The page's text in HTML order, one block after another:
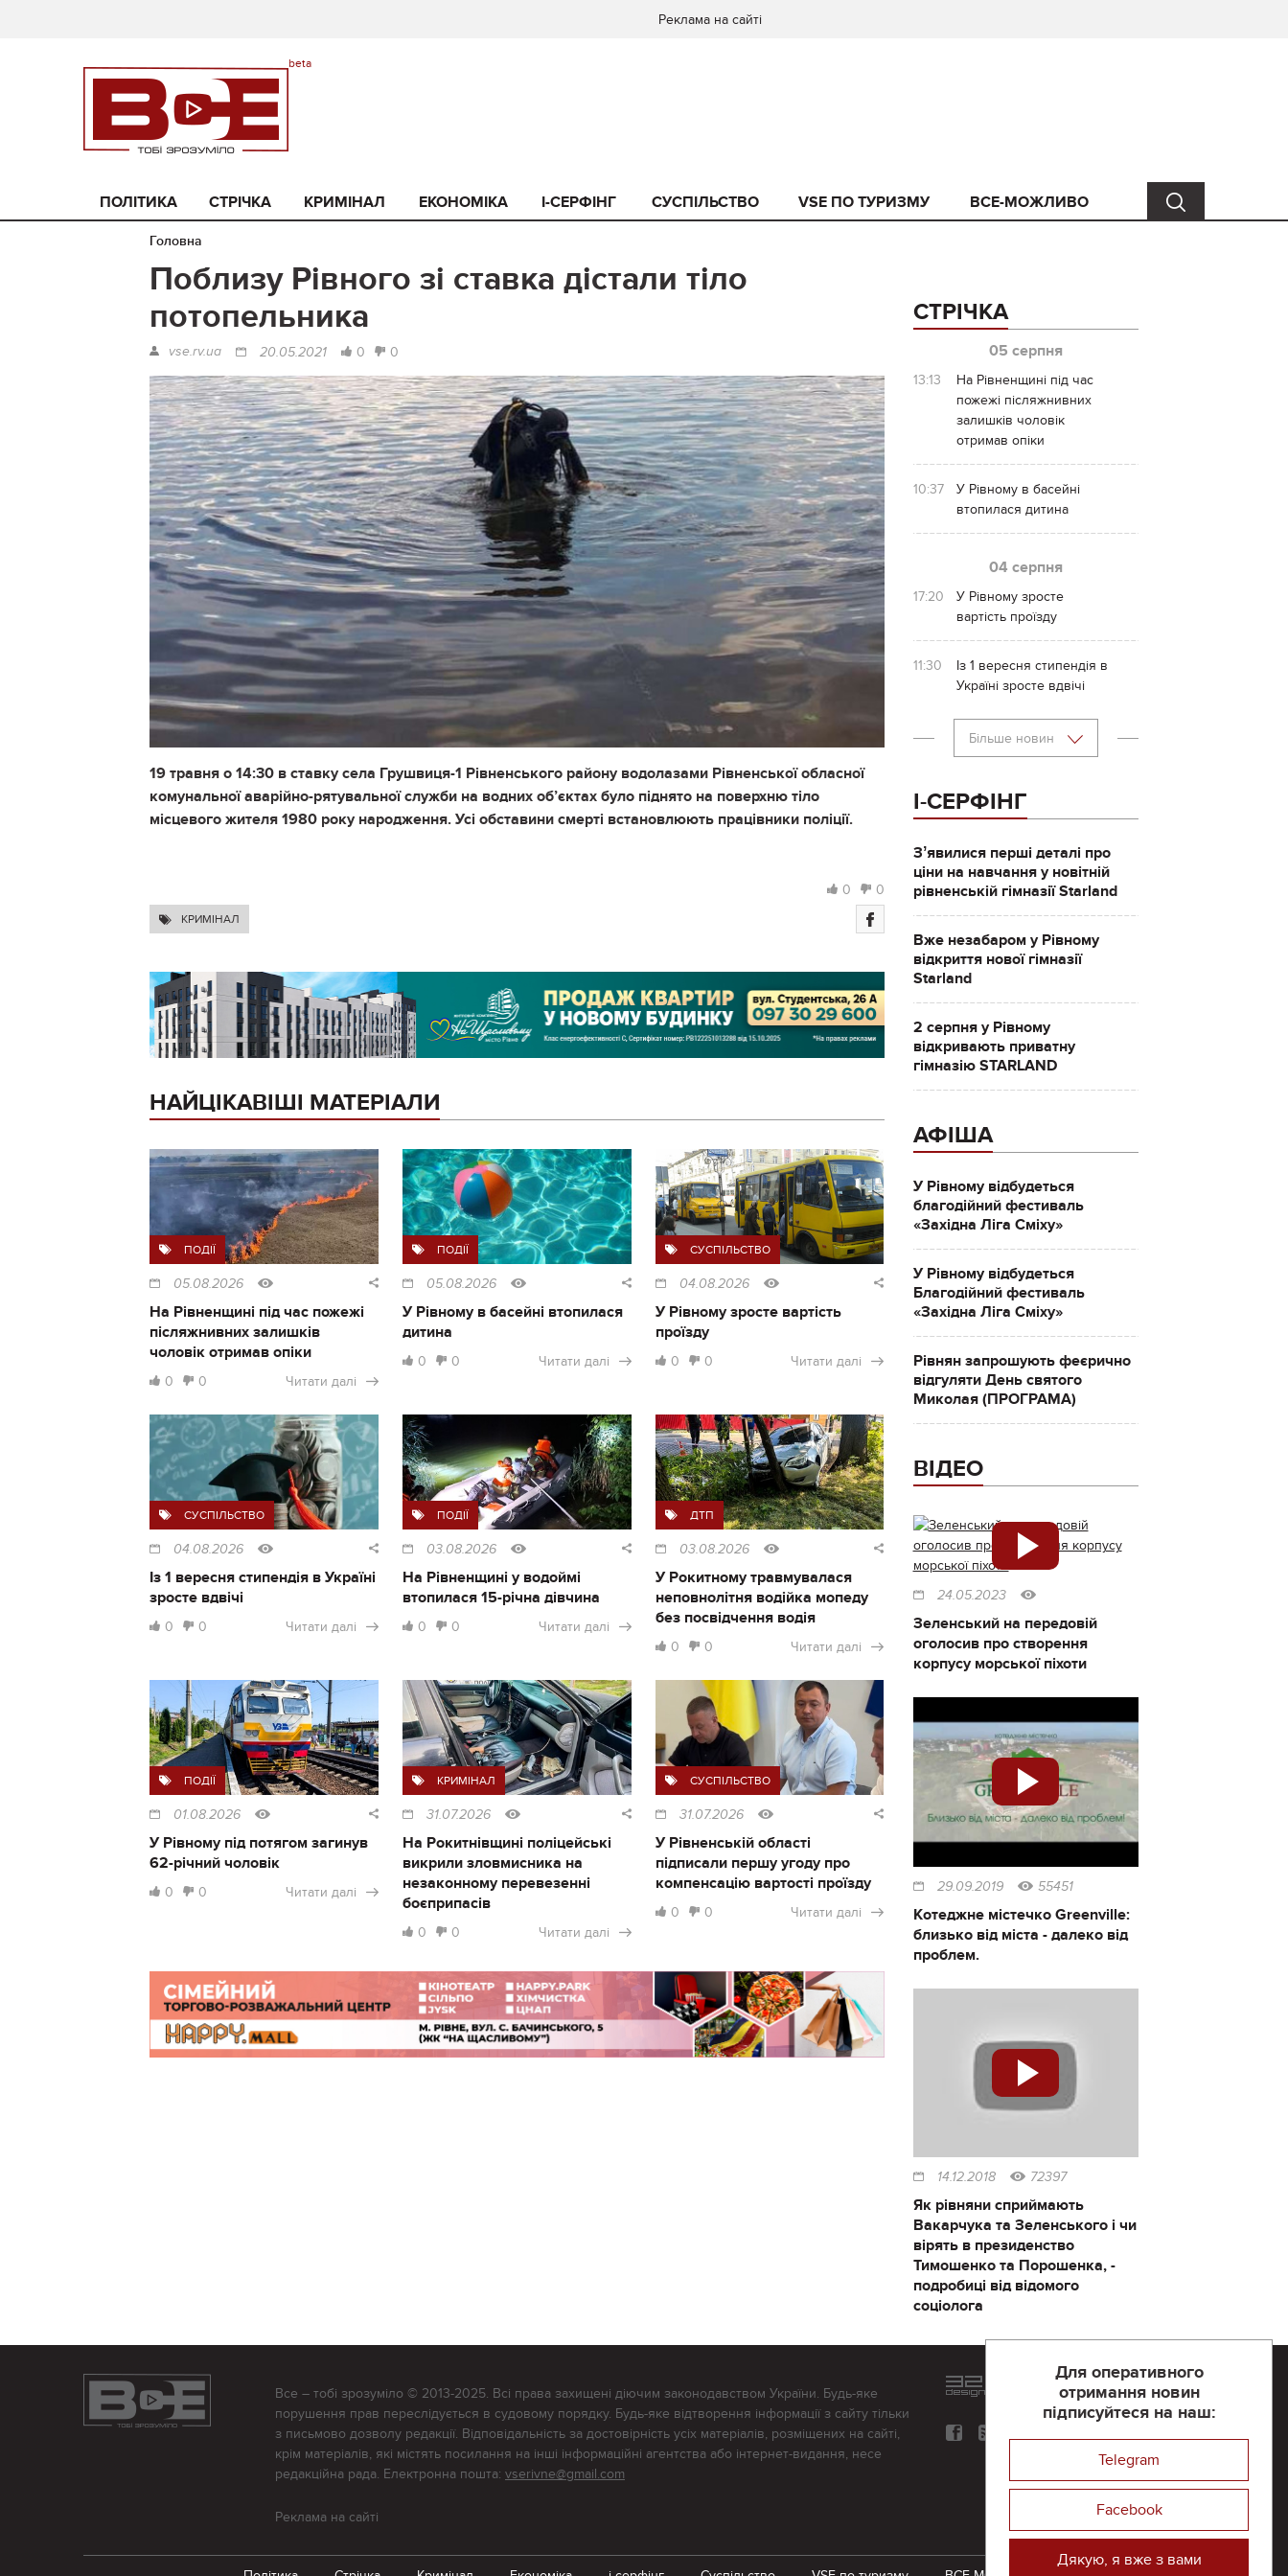
Реклама на сайті
ПОЛІТИКА СТРІЧКА КРИМІНАЛ ЕКОНОМІКА I-СЕРФІНГ СУСПІЛЬСТВО VSE ПО ТУРИЗМУ ВСЕ-МОЖЛИВО
Головна
Поблизу Рівного зі ставка дістали тіло
потопельника
vse.rv.ua 20.05.2021 0 0
19 травня о 14:30 в ставку села Грушвиця-1 Рівненського району водолазами Рівненської обласної
комунальної аварійно-рятувальної служби на водних об’єктах було піднято на поверхню тіло
місцевого жителя 1980 року народження. Усі обставини смерті встановлюють працівники поліції.
0 0
КРИМІНАЛ
НАЙЦІКАВІШІ МАТЕРІАЛИ
ПОДІЇ
05.08.2026
На Рівненщині під час пожежі
післяжнивних залишків
чоловік отримав опіки
0 0 Читати далі
ПОДІЇ
05.08.2026
У Рівному в басейні втопилася
дитина
0 0 Читати далі
СУСПІЛЬСТВО
04.08.2026
У Рівному зросте вартість
проїзду
0 0 Читати далі
СУСПІЛЬСТВО
04.08.2026
Із 1 вересня стипендія в Україні
зросте вдвічі
0 0 Читати далі
ПОДІЇ
03.08.2026
На Рівненщині у водоймі
втопилася 15-річна дівчина
0 0 Читати далі
ДТП
03.08.2026
У Рокитному травмувалася
неповнолітня водійка мопеду
без посвідчення водія
0 0 Читати далі
ПОДІЇ
01.08.2026
У Рівному під потягом загинув
62-річний чоловік
0 0 Читати далі
КРИМІНАЛ
31.07.2026
На Рокитнівщині поліцейські
викрили зловмисника на
незаконному перевезенні
боєприпасів
0 0 Читати далі
СУСПІЛЬСТВО
31.07.2026
У Рівненській області
підписали першу угоду про
компенсацію вартості проїзду
0 0 Читати далі
СТРІЧКА
05 серпня
13:13
На Рівненщині під час
пожежі післяжнивних
залишків чоловік
отримав опіки
10:37
У Рівному в басейні
втопилася дитина
04 серпня
17:20
У Рівному зросте
вартість проїзду
11:30
Із 1 вересня стипендія в
Україні зросте вдвічі
Більше новин
І-СЕРФІНГ
Зʼявилися перші деталі про
ціни на навчання у новітній
рівненській гімназії Starland
Вже незабаром у Рівному
відкриття нової гімназії
Starland
2 серпня у Рівному
відкривають приватну
гімназію STARLAND
АФІША
У Рівному відбудеться
благодійний фестиваль
«Західна Ліга Сміху»
У Рівному відбудеться
Благодійний фестиваль
«Західна Ліга Сміху»
Рівнян запрошують феєрично
відгуляти День святого
Миколая (ПРОГРАМА)
ВІДЕО
24.05.2023
Зеленський на передовій
оголосив про створення
корпусу морської піхоти
29.09.2019 55451
Котеджне містечко Greenville:
близько від міста - далеко від
проблем.
14.12.2018 72397
Як рівняни сприймають
Вакарчука та Зеленського і чи
вірять в президенство
Тимошенко та Порошенка, -
подробиці від відомого
соціолога
Для оперативного
отримання новин
підписуйтеся на наш:
Telegram
Facebook
Дякую, я вже з вами
Все – тобі зрозуміло © 2013-2025. Всі права захищені діючим законодавством України. Будь-яке
порушення прав переслідується в судовому порядку. Будь-яке відтворення інформації з сайту тільки
з письмово дозволу редакції. Відповідальність за достовірність усіх матеріалів, розміщених на сайті,
крім матеріалів, які містять посилання на інші інформаційні агентства або інтернет-видання, несе
редакційна рада. Електронна пошта: vserivne@gmail.com
Реклама на сайті
Розроблений та підтримується
компанії 32х32